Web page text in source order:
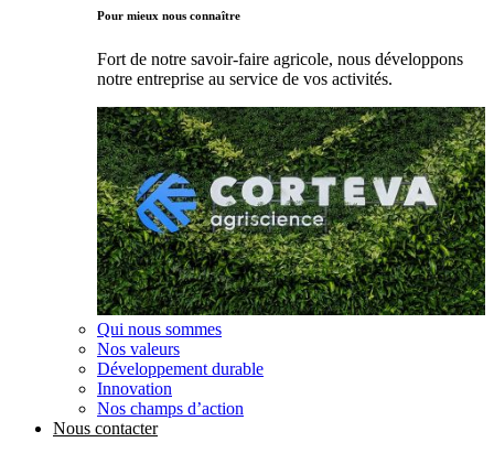
Pour mieux nous connaître
Fort de notre savoir-faire agricole, nous développons
notre entreprise au service de vos activités.
Qui nous sommes
Nos valeurs
Développement durable
Innovation
Nos champs d’action
Nous contacter